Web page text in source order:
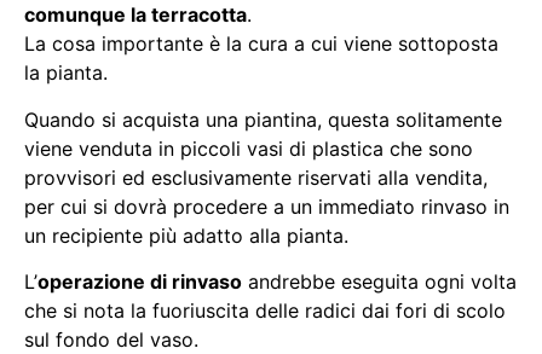
comunque la terracotta.
La cosa importante è la cura a cui viene sottoposta
la pianta.
Quando si acquista una piantina, questa solitamente
viene venduta in piccoli vasi di plastica che sono
provvisori ed esclusivamente riservati alla vendita,
per cui si dovrà procedere a un immediato rinvaso in
un recipiente più adatto alla pianta.
L’operazione di rinvaso andrebbe eseguita ogni volta
che si nota la fuoriuscita delle radici dai fori di scolo
sul fondo del vaso.